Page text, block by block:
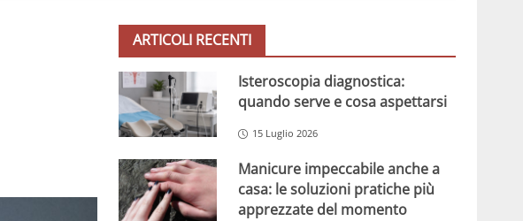
ARTICOLI RECENTI
Isteroscopia diagnostica:
quando serve e cosa aspettarsi
15 Luglio 2026
Manicure impeccabile anche a
casa: le soluzioni pratiche più
apprezzate del momento